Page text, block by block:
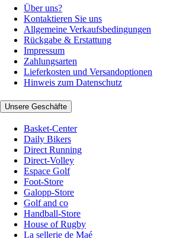
Über uns?
Kontaktieren Sie uns
Allgemeine Verkaufsbedingungen
Rückgabe & Erstattung
Impressum
Zahlungsarten
Lieferkosten und Versandoptionen
Hinweis zum Datenschutz
Unsere Geschäfte
Basket-Center
Daily Bikers
Direct Running
Direct-Volley
Espace Golf
Foot-Store
Galopp-Store
Golf and co
Handball-Store
House of Rugby
La sellerie de Maé